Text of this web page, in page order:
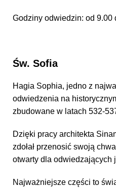
Godziny odwiedzin: od 9.00
Św. Sofia
Hagia Sophia, jedno z
odwiedzenia na
zbudowane w latach 532-
Dzięki pracy architekta
zdołał przenosić swoją
otwarty dla odwiedzających
Najważniejsze części to